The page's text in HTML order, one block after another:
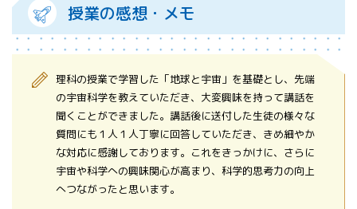
授業の感想・メモ
理科の授業で学習した「地球と宇宙」を基礎とし、先端
の宇宙科学を教えていただき、大変興味を持って講話を
聞くことができました。講話後に送付した生徒の様々な
質問にも１人１人丁寧に回答していただき、きめ細やか
な対応に感謝しております。これをきっかけに、さらに
宇宙や科学への興味関心が高まり、科学的思考力の向上
へつながったと思います。